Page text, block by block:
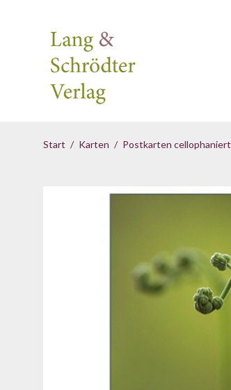
Start / Karten / Postkarten cellophaniert